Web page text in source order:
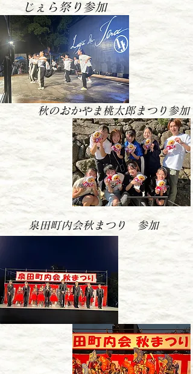
​じぇら祭り参加
​秋のおかやま桃太郎まつり参加
​泉田町内会秋まつり 参加